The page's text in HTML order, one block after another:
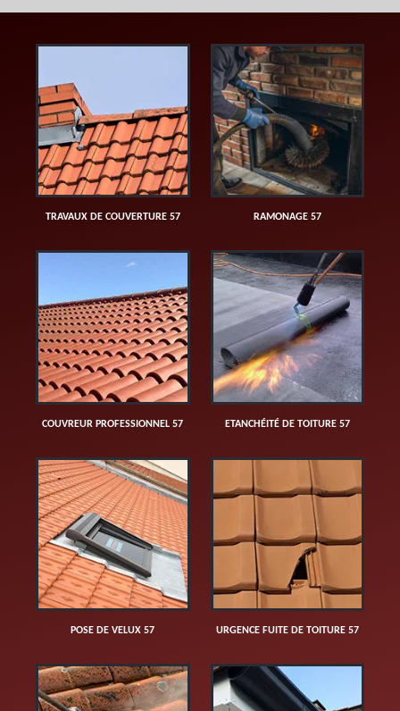
TRAVAUX DE COUVERTURE 57 RAMONAGE 57
COUVREUR PROFESSIONNEL 57 ETANCHÉITÉ DE TOITURE 57
POSE DE VELUX 57 URGENCE FUITE DE TOITURE 57